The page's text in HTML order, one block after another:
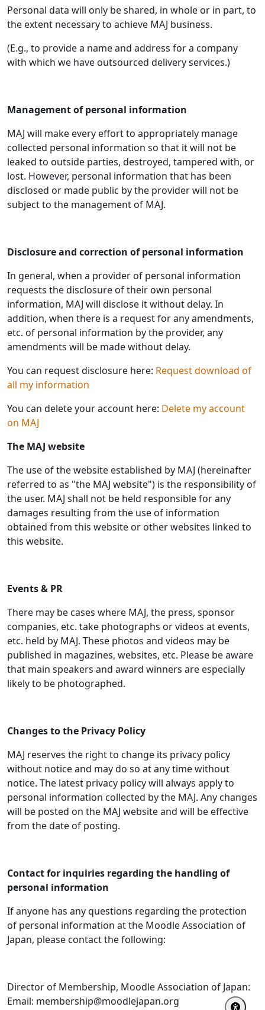
Personal data will only be shared, in whole or in part, to
the extent necessary to achieve MAJ business.
(E.g., to provide a name and address for a company
with which we have outsourced delivery services.)
Management of personal information
MAJ will make every effort to appropriately manage
collected personal information so that it will not be
leaked to outside parties, destroyed, tampered with, or
lost. However, personal information that has been
disclosed or made public by the provider will not be
subject to the management of MAJ.
Disclosure and correction of personal information
In general, when a provider of personal information
requests the disclosure of their own personal
information, MAJ will disclose it without delay. In
addition, when there is a request for any amendments,
etc. of personal information by the provider, any
amendments will be made without delay.
You can request disclosure here: Request download of
all my information
You can delete your account here: Delete my account
on MAJ
The MAJ website
The use of the website established by MAJ (hereinafter
referred to as "the MAJ website") is the responsibility of
the user. MAJ shall not be held responsible for any
damages resulting from the use of information
obtained from this website or other websites linked to
this website.
Events & PR
There may be cases where MAJ, the press, sponsor
companies, etc. take photographs or videos at events,
etc. held by MAJ. These photos and videos may be
published in magazines, websites, etc. Please be aware
that main speakers and award winners are especially
likely to be photographed.
Changes to the Privacy Policy
MAJ reserves the right to change its privacy policy
without notice and may do so at any time without
notice. The latest privacy policy will always apply to
personal information collected by the MAJ. Any changes
will be posted on the MAJ website and will be effective
from the date of posting.
Contact for inquiries regarding the handling of
personal information
If anyone has any questions regarding the protection
of personal information at the Moodle Association of
Japan, please contact the following:
Director of Membership, Moodle Association of Japan:
Email: membership@moodlejapan.org